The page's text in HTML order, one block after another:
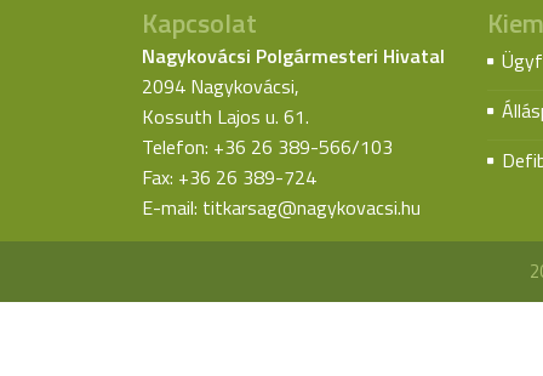
Kapcsolat
Nagykovácsi Polgármesteri Hivatal
2094 Nagykovácsi,
Kossuth Lajos u. 61.
Telefon: +36 26 389-566/103
Fax: +36 26 389-724
E-mail: titkarsag@nagykovacsi.hu